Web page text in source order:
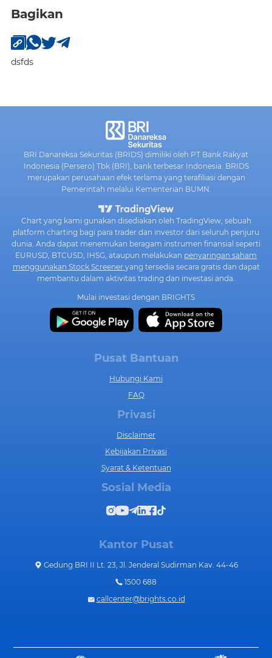
Bagikan
dsfds
BRI Danareksa Sekuritas (BRIDS) dimiliki oleh PT Bank Rakyat
Indonesia (Persero) Tbk (BRI), bank terbesar Indonesia. BRIDS
merupakan perusahaan efek terlama yang terafiliasi dengan
Pemerintah melalui Kementerian BUMN.
Chart yang kami gunakan disediakan oleh TradingView, sebuah
platform charting bagi para trader dan investor dari seluruh penjuru
dunia. Anda dapat menemukan beragam instrumen finansial seperti
EURUSD, BTCUSD, IHSG, ataupun melakukan penyaringan saham
menggunakan Stock Screener yang tersedia secara gratis dan dapat
membantu dalam aktivitas trading dan investasi anda.
Mulai investasi dengan BRIGHTS
Pusat Bantuan
Hubungi Kami
FAQ
Privasi
Disclaimer
Kebijakan Privasi
Syarat & Ketentuan
Sosial Media
Kantor Pusat
Gedung BRI II Lt. 23, Jl. Jenderal Sudirman Kav. 44-46
1500 688
callcenter@brights.co.id